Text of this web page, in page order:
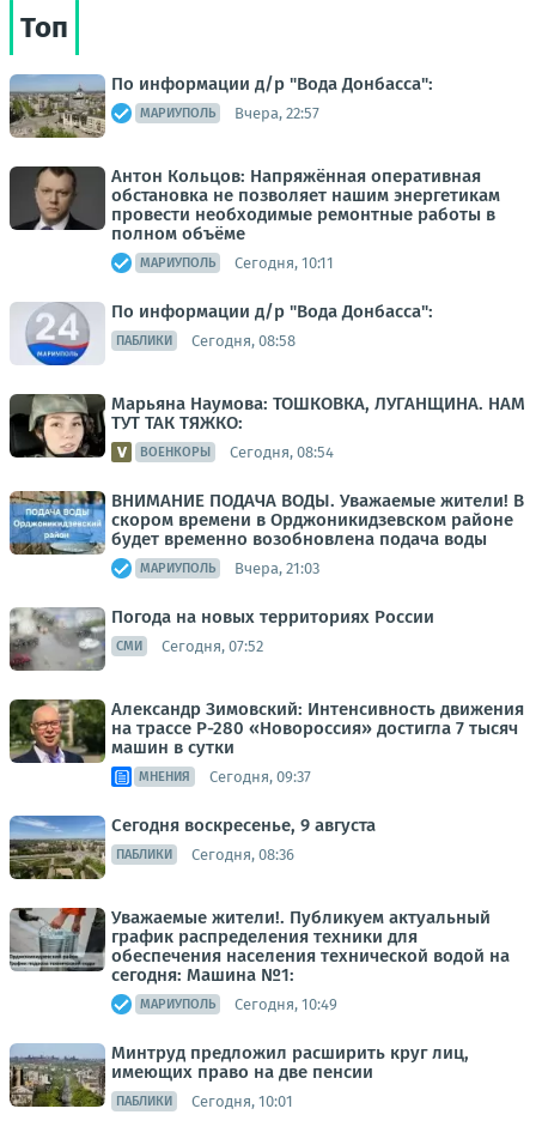
Топ
По информации д/р "Вода Донбасса":
МАРИУПОЛЬ Вчера, 22:57
Антон Кольцов: Напряжённая оперативная
обстановка не позволяет нашим энергетикам
провести необходимые ремонтные работы в
полном объёме
МАРИУПОЛЬ Сегодня, 10:11
По информации д/р "Вода Донбасса":
ПАБЛИКИ Сегодня, 08:58
Марьяна Наумова: ТОШКОВКА, ЛУГАНЩИНА. НАМ
ТУТ ТАК ТЯЖКО:
ВОЕНКОРЫ Сегодня, 08:54
ВНИМАНИЕ ПОДАЧА ВОДЫ. Уважаемые жители! В
скором времени в Орджоникидзевском районе
будет временно возобновлена подача воды
МАРИУПОЛЬ Вчера, 21:03
Погода на новых территориях России
СМИ Сегодня, 07:52
Александр Зимовский: Интенсивность движения
на трассе Р-280 «Новороссия» достигла 7 тысяч
машин в сутки
МНЕНИЯ Сегодня, 09:37
Сегодня воскресенье, 9 августа
ПАБЛИКИ Сегодня, 08:36
Уважаемые жители!. Публикуем актуальный
график распределения техники для
обеспечения населения технической водой на
сегодня: Машина №1:
МАРИУПОЛЬ Сегодня, 10:49
Минтруд предложил расширить круг лиц,
имеющих право на две пенсии
ПАБЛИКИ Сегодня, 10:01